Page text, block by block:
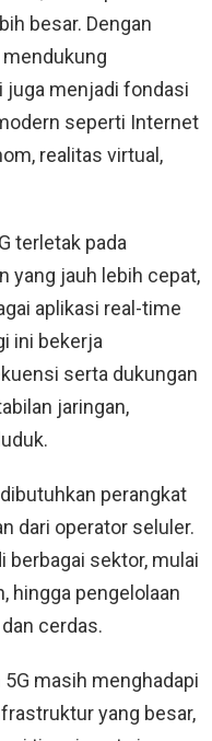
besar. Dengan
mendukung
juga menjadi fondasi
seperti Internet
realitas virtual,
terletak pada
yang jauh lebih cepat,
aplikasi real-time
ini bekerja
serta dukungan
jaringan,
perangkat
dari operator seluler.
berbagai sektor, mulai
hingga pengelolaan
cerdas.
masih menghadapi
yang besar,